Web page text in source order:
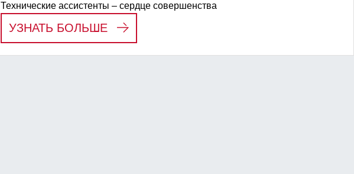
Технические ассистенты – сердце совершенства
УЗНАТЬ БОЛЬШЕ: МЫ ВИДИМ В ВАС ГЕРОЯ.